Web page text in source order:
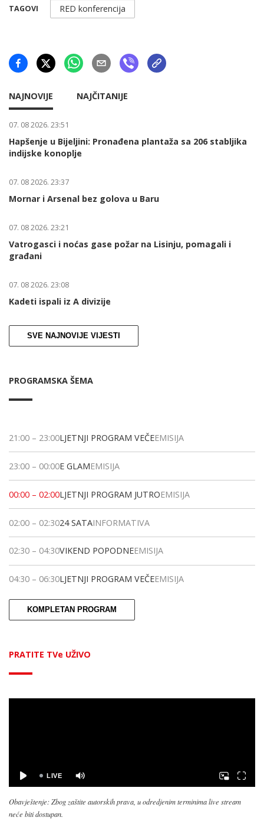
TAGOVI RED konferencija
NAJNOVIJE NAJČITANIJE
07. 08 2026. 23:51
Hapšenje u Bijeljini: Pronađena plantaža sa 206 stabljika
indijske konoplje
07. 08 2026. 23:37
Mornar i Arsenal bez golova u Baru
07. 08 2026. 23:21
Vatrogasci i noćas gase požar na Lisinju, pomagali i
građani
07. 08 2026. 23:08
Kadeti ispali iz A divizije
SVE NAJNOVIJE VIJESTI
PROGRAMSKA ŠEMA
21:00 – 23:00LJETNJI PROGRAM VEČEEMISIJA
23:00 – 00:00E GLAMEMISIJA
00:00 – 02:00LJETNJI PROGRAM JUTROEMISIJA
02:00 – 02:3024 SATAINFORMATIVA
02:30 – 04:30VIKEND POPODNEEMISIJA
04:30 – 06:30LJETNJI PROGRAM VEČEEMISIJA
KOMPLETAN PROGRAM
PRATITE TVe UŽIVO
Obavještenje: Zbog zaštite autorskih prava, u odredjenim terminima live stream
neće biti dostupan.